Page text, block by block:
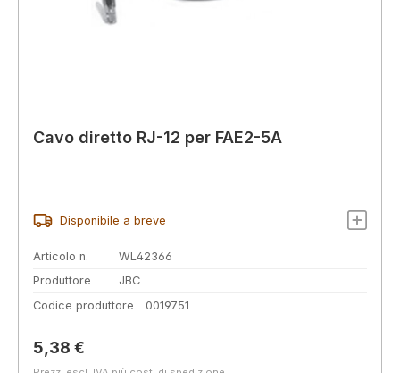
Cavo diretto RJ-12 per FAE2-5A
Disponibile a breve
Articolo n.
WL42366
Produttore
JBC
Codice produttore
0019751
Prezzo normale:
5,38 €